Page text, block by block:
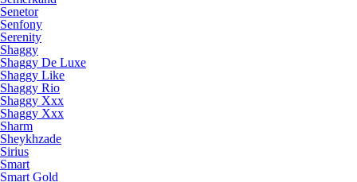
Senetor
Senfony
Serenity
Shaggy
Shaggy De Luxe
Shaggy Like
Shaggy Rio
Shaggy Xxx
Shaggy Xxx
Sharm
Sheykhzade
Sirius
Smart
Smart Gold